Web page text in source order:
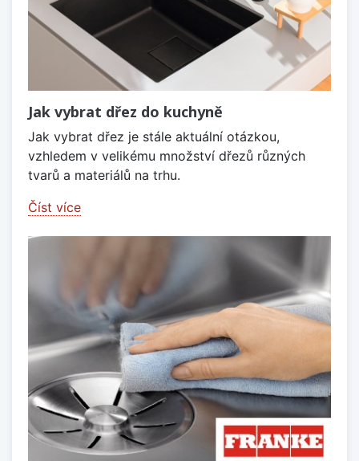
Jak vybrat dřez do kuchyně
Jak vybrat dřez je stále aktuální otázkou,
vzhledem v velikému množství dřezů různých
tvarů a materiálů na trhu.
Číst více